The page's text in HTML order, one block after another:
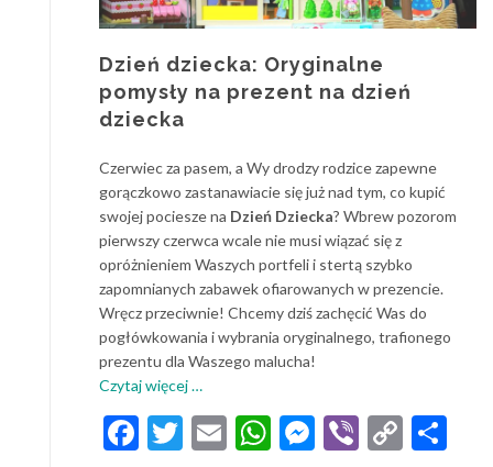
Dzień dziecka: Oryginalne
pomysły na prezent na dzień
dziecka
Czerwiec za pasem, a Wy drodzy rodzice zapewne
gorączkowo zastanawiacie się już nad tym, co kupić
swojej pociesze na Dzień Dziecka? Wbrew pozorom
pierwszy czerwca wcale nie musi wiązać się z
opróżnieniem Waszych portfeli i stertą szybko
zapomnianych zabawek ofiarowanych w prezencie.
Wręcz przeciwnie! Chcemy dziś zachęcić Was do
pogłówkowania i wybrania oryginalnego, trafionego
prezentu dla Waszego malucha!
Czytaj więcej
dziecka:
Oryginalne
…
Facebook
Twitter
EmailWhatsApp
Messenger
Viber
Copy